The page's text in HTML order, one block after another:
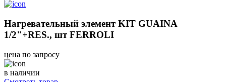
Нагревательный элемент KIT GUAINA
1/2"+RES., шт FERROLI
цена по запросу
в наличии